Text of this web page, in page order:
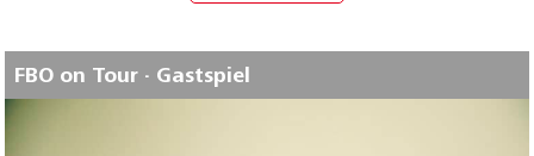
FBO on Tour · Gastspiel